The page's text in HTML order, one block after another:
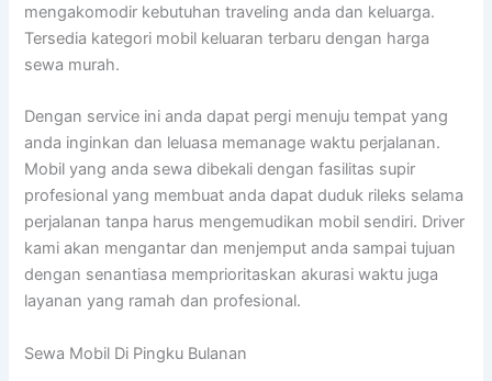
mengakomodir kebutuhan traveling anda dan keluarga.
Tersedia kategori mobil keluaran terbaru dengan harga
sewa murah.
Dengan service ini anda dapat pergi menuju tempat yang
anda inginkan dan leluasa memanage waktu perjalanan.
Mobil yang anda sewa dibekali dengan fasilitas supir
profesional yang membuat anda dapat duduk rileks selama
perjalanan tanpa harus mengemudikan mobil sendiri. Driver
kami akan mengantar dan menjemput anda sampai tujuan
dengan senantiasa memprioritaskan akurasi waktu juga
layanan yang ramah dan profesional.
Sewa Mobil Di Pingku Bulanan